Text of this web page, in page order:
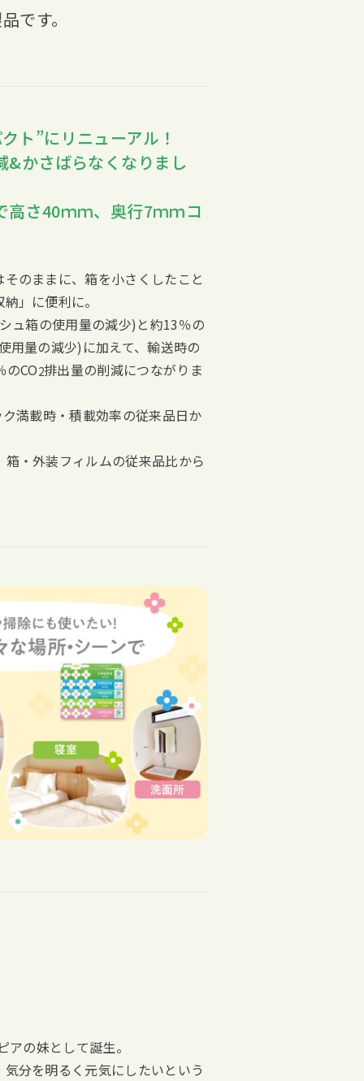
です。
ト”にリニューアル！
&かさばらなくなりまし
さ40ｍｍ、奥行7ｍｍコ
のままに、箱を小さくしたこと
」に便利に。
ュ箱の使用量の減少)と約13％の
用量の減少)に加えて、輸送時の
のCO2排出量の削減につながりま
満載時・積載効率の従来品日か
・外装フィルムの従来品比から
の妹として誕生。
分を明るく元気にしたいという